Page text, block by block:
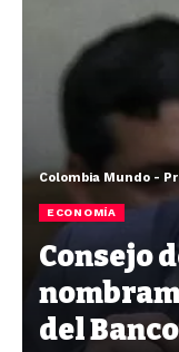
ECONOMÍA
Consejo
del